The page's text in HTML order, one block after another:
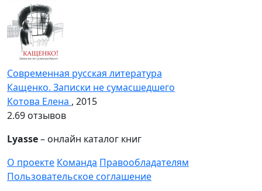
Современная русская литература
Кащенко. Записки не сумасшедшего
Котова Елена , 2015
2.69 отзывов
Lyasse– онлайн каталог книг
О проекте Команда Правообладателям
Пользовательское соглашение